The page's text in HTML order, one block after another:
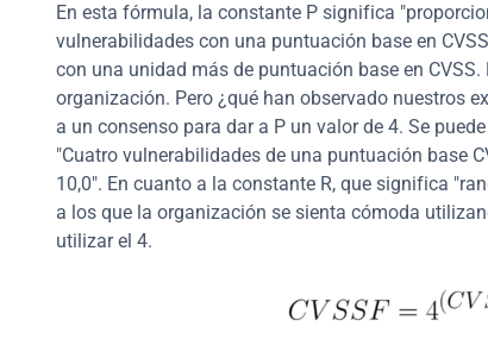
En esta fórmula, la constante P significa
vulnerabilidades con una puntuación base en
con una unidad más de puntuación base en
organización. Pero ¿qué han observado nuestros
a un consenso para dar a P un valor de 4. Se
"Cuatro vulnerabilidades de una puntuación base
10,0". En cuanto a la constante R, que significa
a los que la organización se sienta cómoda
utilizar el 4.